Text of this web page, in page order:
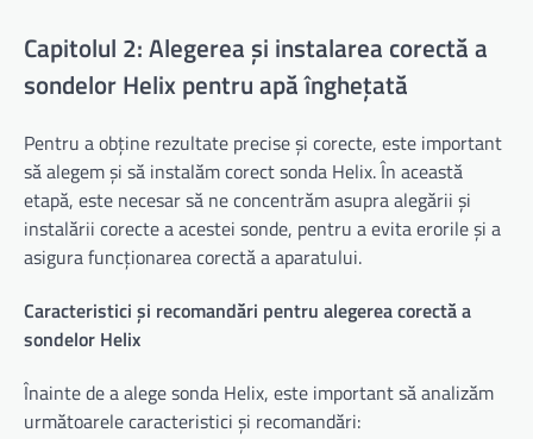
Capitolul 2: Alegerea și instalarea corectă a
sondelor Helix pentru apă înghețată
Pentru a obține rezultate precise și corecte, este important
să alegem și să instalăm corect sonda Helix. În această
etapă, este necesar să ne concentrăm asupra alegării și
instalării corecte a acestei sonde, pentru a evita erorile și a
asigura funcționarea corectă a aparatului.
Caracteristici și recomandări pentru alegerea corectă a
sondelor Helix
Înainte de a alege sonda Helix, este important să analizăm
următoarele caracteristici și recomandări: